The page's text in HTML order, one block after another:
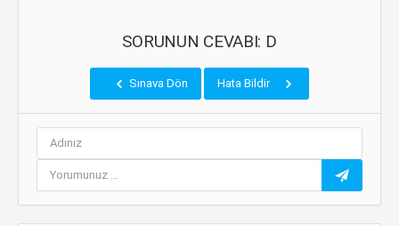
SORUNUN CEVABI: D
Sınava Dön Hata Bildir